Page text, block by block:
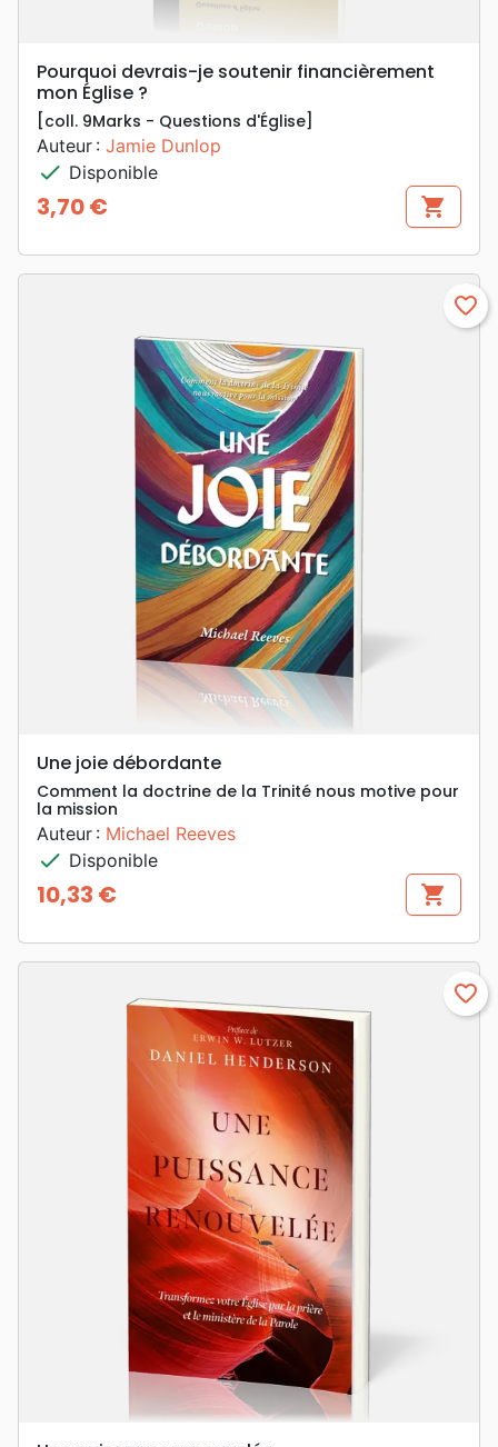
Pourquoi devrais-je soutenir financièrement
mon Église ?
[coll. 9Marks - Questions d'Église]
Auteur : Jamie Dunlop
check Disponible
Prix
3,70 € shopping_cart
favorite_border
Une joie débordante
Comment la doctrine de la Trinité nous motive pour
la mission
Auteur : Michael Reeves
check Disponible
Prix
10,33 € shopping_cart
favorite_border